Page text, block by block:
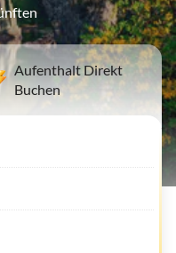
Aufenthalt Direkt
Buchen